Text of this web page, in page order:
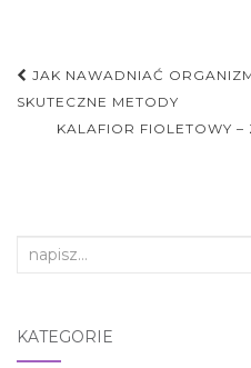
Nawigacja
postu
JAK NAWADNIAĆ
SKUTECZNE METODY
KALAFIOR FIOLETOWY
Search
KATEGORIE